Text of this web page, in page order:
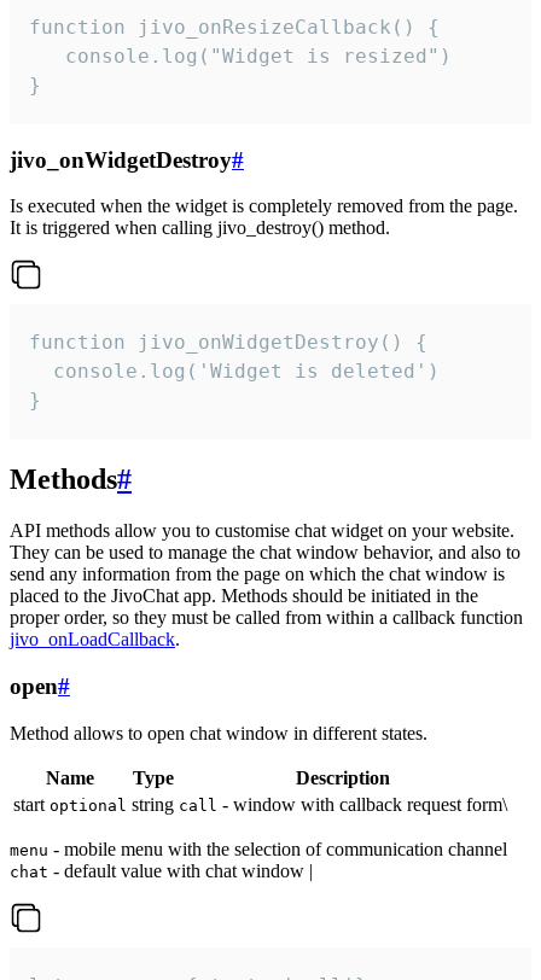
function jivo_onResizeCallback() {
   console.log("Widget is resized")
}
jivo_onWidgetDestroy#
Is executed when the widget is completely removed from the page.
It is triggered when calling jivo_destroy() method.
function jivo_onWidgetDestroy() {
  console.log('Widget is deleted')
}
Methods#
API methods allow you to customise chat widget on your website.
They can be used to manage the chat window behavior, and also to
send any information from the page on which the chat window is
placed to the JivoChat app. Methods should be initiated in the
proper order, so they must be called from within a callback function
jivo_onLoadCallback.
open#
Method allows to open chat window in different states.
Name Type
Description
start optional string call - window with callback request form\
menu - mobile menu with the selection of communication channel
chat - default value with chat window |